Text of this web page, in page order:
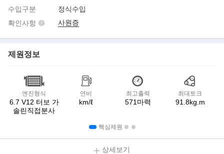
수입구분
정식수입
확인사항
사원증
제원정보
엔진형식
6.7 V12 터보 가
솔린직접분사
연비
km/ℓ
최고출력
571마력
최대토크
91.8kg.m
핵심제원
상세보기